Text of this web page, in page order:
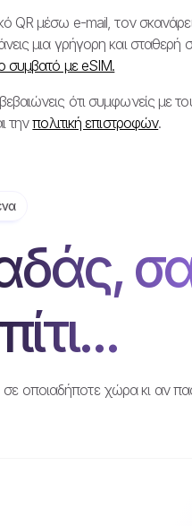
QR μέσω e-mail, τον
μια γρήγορη και σταθερή
συμβατό με eSIM.
ότι συμφωνείς με
τηνπολιτική επιστροφών.
σε οποιαδήποτε χώρα κι αν